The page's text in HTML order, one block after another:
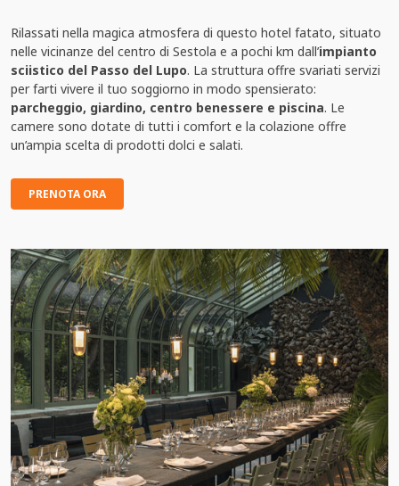
Rilassati nella magica atmosfera di questo hotel fatato, situato
nelle vicinanze del centro di Sestola e a pochi km dall’impianto
sciistico del Passo del Lupo. La struttura offre svariati servizi
per farti vivere il tuo soggiorno in modo spensierato:
parcheggio, giardino, centro benessere e piscina. Le
camere sono dotate di tutti i comfort e la colazione offre
un’ampia scelta di prodotti dolci e salati.
PRENOTA ORA